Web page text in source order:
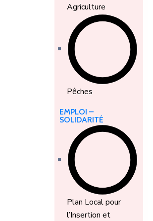
Agriculture
Pêches
EMPLOI –
SOLIDARITÉ
Plan Local pour
l’Insertion et